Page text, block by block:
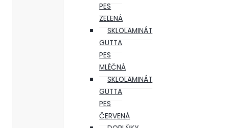
PES
ZELENÁ
SKLOLAMINÁT
GUTTA
PES
MLÉČNÁ
SKLOLAMINÁT
GUTTA
PES
ČERVENÁ